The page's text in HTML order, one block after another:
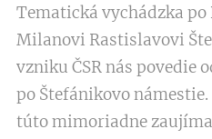
Tematická vychádzka
Milanovi Rastislavovi
vzniku ČSR nás povedie
po Štefánikovo
túto mimoriadne